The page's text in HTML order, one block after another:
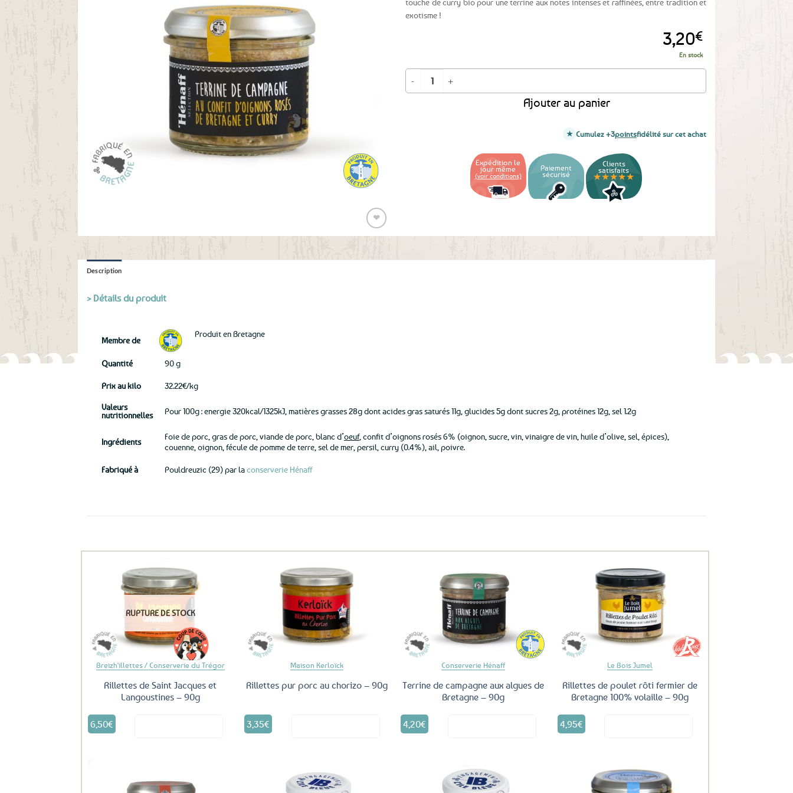
❤
Ajouter
touche de curry bio pour une terrine aux notes intenses et raffinées, entre tradition et
exotisme !
3,20€
En stock
quantité de Terrine de campagne au confit d'oignons rosés de Bretagne et curry - 90g
Ajouter au panier
Cumulez +3pointsfidélité sur cet achat
Expédition le
jour même
(voir conditions)
Paiement
sécurisé
Clients
satisfaits
★★★★★
Description
> Détails du produit
Membre de
Produit en Bretagne
Quantité 90 g
Prix au kilo 32.22€/kg
Valeurs
nutritionnelles
Pour 100g : energie 320kcal/1325kJ, matières grasses 28g dont acides gras saturés 11g, glucides 5g dont sucres 2g, protéines 12g, sel 1.2g
Ingrédients
Foie de porc, gras de porc, viande de porc, blanc d’oeuf, confit d’oignons rosés 6% (oignon, sucre, vin, vinaigre de vin, huile d’olive, sel, épices),
couenne, oignon, fécule de pomme de terre, sel de mer, persil, curry (0.4%), ail, poivre.
Fabriqué à Pouldreuzic (29) par laconserverie Hénaff
RUPTURE DE STOCK
Breizh'illettes / Conserverie du Trégor
Rillettes de Saint Jacques et
Langoustines – 90g
6,50€
Maison Kerloïck
Rillettes pur porc au chorizo – 90g
3,35€
Conserverie Hénaff
Terrine de campagne aux algues de
Bretagne – 90g
4,20€
Le Bois Jumel
Rillettes de poulet rôti fermier de
Bretagne 100% volaille – 90g
4,95€